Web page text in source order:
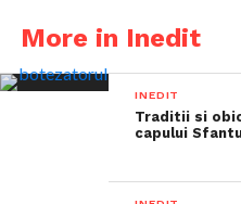
More in Inedit
INEDIT
Traditii si
capului